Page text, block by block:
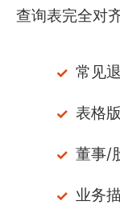
查询表完全对齐
常见
表格
董事/
业务